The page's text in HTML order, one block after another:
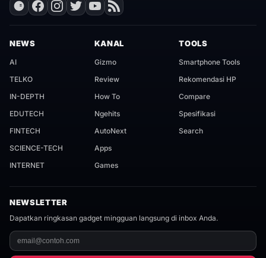
NEWS
AI
TELKO
IN-DEPTH
EDUTECH
FINTECH
SCIENCE-TECH
INTERNET
KANAL
Gizmo
Review
How To
Ngehits
AutoNext
Apps
Games
TOOLS
Smartphone Tools
Rekomendasi HP
Compare
Spesifikasi
Search
NEWSLETTER
Dapatkan ringkasan gadget mingguan langsung di inbox Anda.